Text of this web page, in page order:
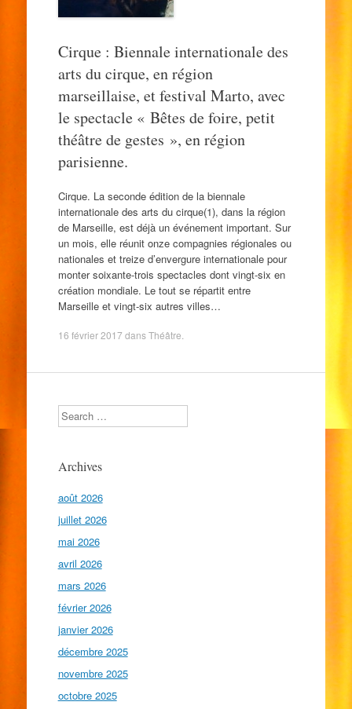
Cirque : Biennale internationale des
arts du cirque, en région
marseillaise, et festival Marto, avec
le spectacle « Bêtes de foire, petit
théâtre de gestes », en région
parisienne.
Cirque. La seconde édition de la biennale
internationale des arts du cirque(1), dans la région
de Marseille, est déjà un événement important. Sur
un mois, elle réunit onze compagnies régionales ou
nationales et treize d’envergure internationale pour
monter soixante-trois spectacles dont vingt-six en
création mondiale. Le tout se répartit entre
Marseille et vingt-six autres villes…
16 février 2017 dansThéâtre
Search
Archives
août 2026
juillet 2026
mai 2026
avril 2026
mars 2026
février 2026
janvier 2026
décembre 2025
novembre 2025
octobre 2025